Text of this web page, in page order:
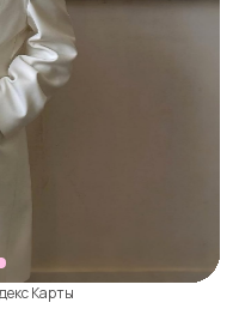
особенно
+1300 ₽